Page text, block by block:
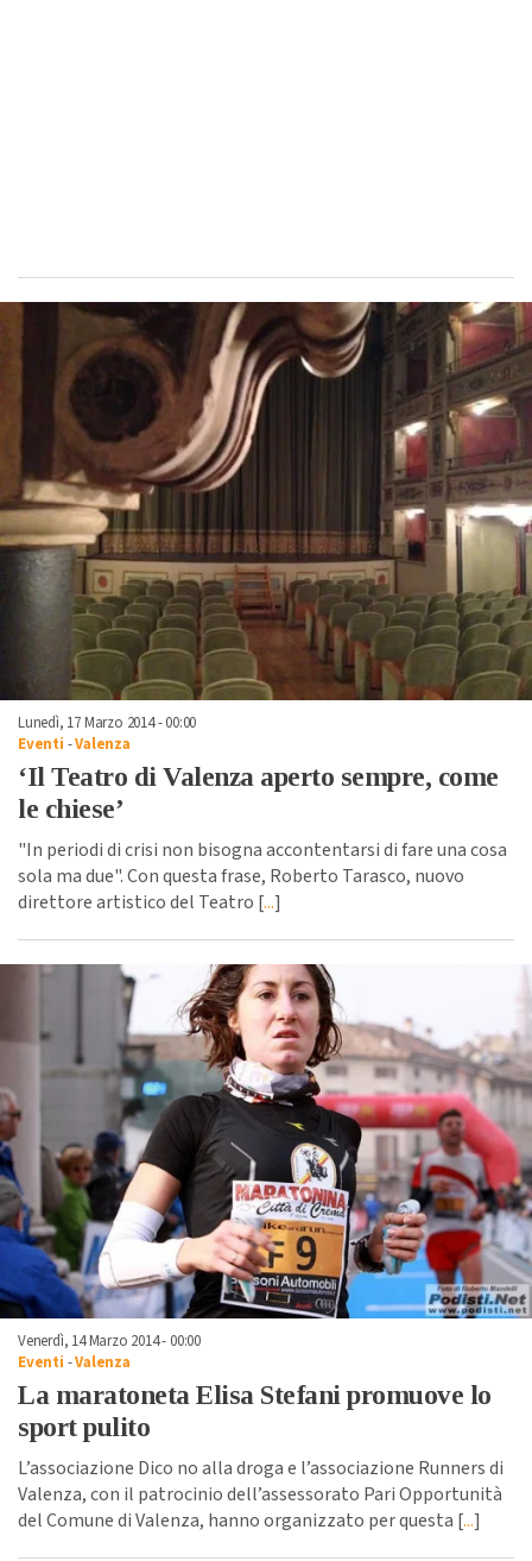
Lunedì, 17 Marzo 2014 - 00:00
Eventi -Valenza
‘Il Teatro di Valenza aperto sempre, come
le chiese’
"In periodi di crisi non bisogna accontentarsi di fare una cosa
sola ma due". Con questa frase, Roberto Tarasco, nuovo
direttore artistico del Teatro [...]
Venerdì, 14 Marzo 2014 - 00:00
Eventi -Valenza
La maratoneta Elisa Stefani promuove lo
sport pulito
L’associazione Dico no alla droga e l’associazione Runners di
Valenza, con il patrocinio dell’assessorato Pari Opportunità
del Comune di Valenza, hanno organizzato per questa [...]